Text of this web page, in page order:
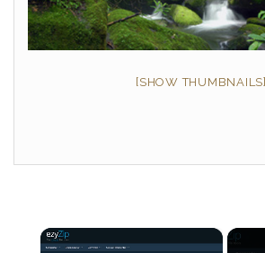
[SHOW THUMBNAILS]
×